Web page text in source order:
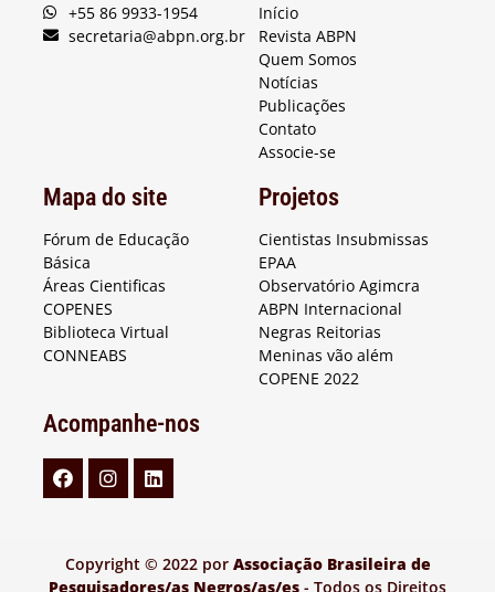
+55 86 9933-1954
secretaria@abpn.org.br
Início
Revista ABPN
Quem Somos
Notícias
Publicações
Contato
Associe-se
Mapa do site
Fórum de Educação
Básica
Áreas Cientificas
COPENES
Biblioteca Virtual
CONNEABS
Projetos
Cientistas Insubmissas
EPAA
Observatório Agimcra
ABPN Internacional
Negras Reitorias
Meninas vão além
COPENE 2022
Acompanhe-nos
Copyright © 2022 por Associação Brasileira de
Pesquisadores/as Negros/as/es - Todos os Direitos